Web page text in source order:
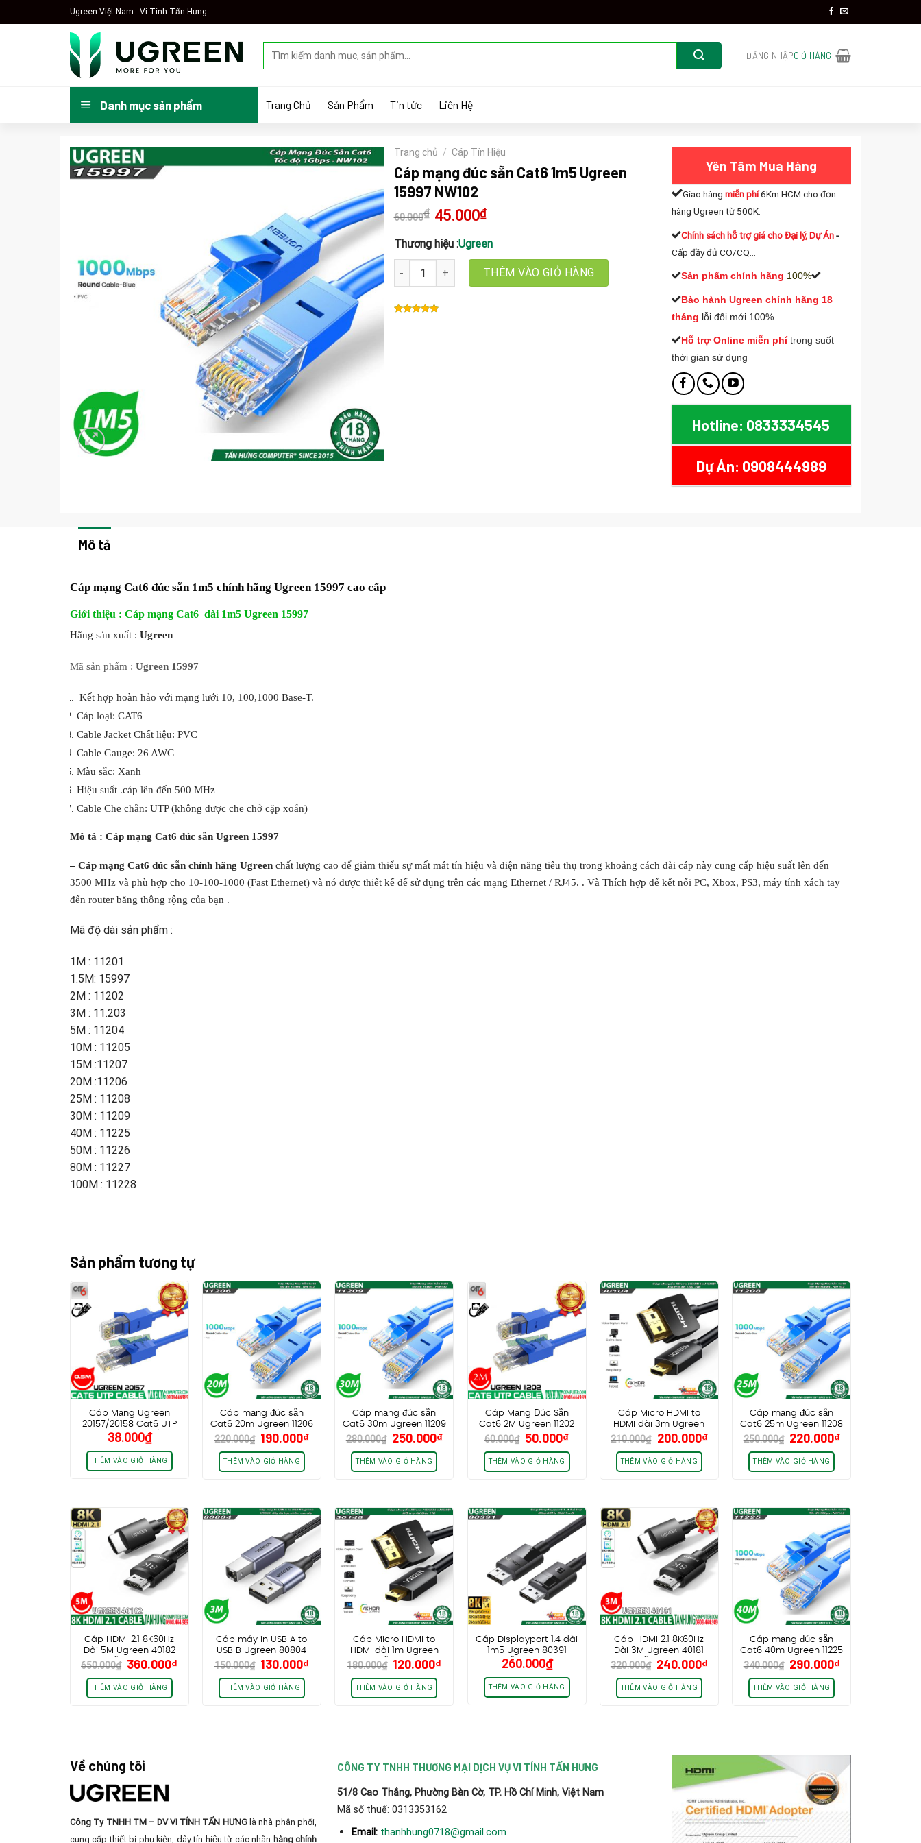
to
Ugreen Việt Nam - Vi Tính Tấn Hưng
kiếm:
ĐĂNG NHẬPGIỎ HÀNG
Danh mục sản phẩm Trang Chủ Sản Phẩm Tin tức Liên Hệ
Trang chủ / Cáp Tín Hiệu
Cáp mạng đúc sẵn Cat6 1m5 Ugreen
15997 NW102
60.000₫
Giá
gốc
60.000₫.
45.000₫Giá
hiện
là:
45.000₫.
Thương hiệu :Ugreen
Cáp mạng đúc sẵn Cat6 1m5 Ugreen 15997 NW102 số lượng
THÊM VÀO GIỎ HÀNG
Yên Tâm Mua Hàng
Giao hàng miễn phí 6Km HCM cho đơn
hàng Ugreen từ 500K.
Chính sách hỗ trợ giá cho Đại lý, Dự Án-
Cấp đầy đủ CO/CQ...
Sản phẩm chính hãng 100%
Bào hành Ugreen chính hãng 18
tháng lỗi đổi mới 100%
Hỗ trợ Online miễn phí trong suốt
thời gian sử dụng
Hotline: 0833334545
Dự Án: 0908444989
Mô tả
Cáp mạng Cat6 đúc sẵn 1m5 chính hãng Ugreen 15997 cao cấp
Giới thiệu : Cáp mạng Cat6 dài 1m5 Ugreen 15997
Hãng sản xuất : Ugreen
Mã sản phẩm : Ugreen 15997
Kết hợp hoàn hảo với mạng lưới 10, 100,1000 Base-T.
Cáp loại: CAT6
Cable Jacket Chất liệu: PVC
Cable Gauge: 26 AWG
Màu sắc: Xanh
Hiệu suất .cáp lên đến 500 MHz
Cable Che chắn: UTP (không được che chở cặp xoắn)
Mô tả : Cáp mạng Cat6 đúc sẵn Ugreen 15997
– Cáp mạng Cat6 đúc sẵn chính hãng Ugreen chất lượng cao để giảm thiểu sự mất mát tín hiệu và điện năng tiêu thụ trong khoảng cách dài cáp này cung cấp hiệu suất lên đến
3500 MHz và phù hợp cho 10-100-1000 (Fast Ethernet) và nó được thiết kế để sử dụng trên các mạng Ethernet / RJ45. . Và Thích hợp để kết nối PC, Xbox, PS3, máy tính xách tay
đến router băng thông rộng của bạn .
Mã độ dài sản phẩm :
1M : 11201
1.5M: 15997
2M : 11202
3M : 11.203
5M : 11204
10M : 11205
15M :11207
20M :11206
25M : 11208
30M : 11209
40M : 11225
50M : 11226
80M : 11227
100M : 11228
Sản phẩm tương tự
Cáp Mạng Ugreen
20157/20158 Cat6 UTP
Đúc Sẵn Dài 0,5M ( Màu
38.000₫
THÊM VÀO GIỎ HÀNG
Cáp mạng đúc sẵn
Cat6 20m Ugreen 11206
NW102
220.000₫ Giá
gốc
là:
220.000₫.
190.000₫Giá
THÊM VÀO GIỎ HÀNG
Cáp mạng đúc sẵn
Cat6 30m Ugreen 11209
NW102
280.000₫ Giá
gốc
là:
280.000₫.
250.000₫Giá
THÊM VÀO GIỎ HÀNG
Cáp Mạng Đúc Sẵn
Cat6 2M Ugreen 11202
NW102
60.000₫ Giá
gốc
là:
60.000₫.
50.000₫Giá
hiện
là:
THÊM VÀO GIỎ HÀNG
Cáp Micro HDMI to
HDMI dài 3m Ugreen
30104, hỗ trợ 4K30Hz
HDR
210.000₫
Giá
gốc
là:
210.000₫.
200.000₫Giá
THÊM VÀO GIỎ HÀNG
Cáp mạng đúc sẵn
Cat6 25m Ugreen 11208
NW102
250.000₫ Giá
gốc
là:
250.000₫.
220.000₫Giá
THÊM VÀO GIỎ HÀNG
Cáp HDMI 2.1 8K60Hz
Dài 5M Ugreen 40182
HD150, hỗ trợ eARC HDR
48Gbps
650.000₫ Giá
gốc
là:
650.000₫.
360.000₫Giá
THÊM VÀO GIỎ HÀNG
Cáp máy in USB A to
USB B Ugreen 80804
US369, dài 3m, dây dù
bọc nhôm cao cấp
150.000₫ Giá
gốc
là:
150.000₫.
130.000₫Giá
THÊM VÀO GIỎ HÀNG
Cáp Micro HDMI to
HDMI dài 1m Ugreen
30148, hỗ trợ 4K30Hz
HDR
180.000₫ Giá
gốc
là:
180.000₫.
120.000₫Giá
THÊM VÀO GIỎ HÀNG
Cáp Displayport 1.4 dài
1m5 Ugreen 80391
DP114 hỗ trợ 8K@60Hz
260.000₫
THÊM VÀO GIỎ HÀNG
Cáp HDMI 2.1 8K60Hz
Dài 3M Ugreen 40181
HD150, hỗ trợ eARC HDR
48Gbps
320.000₫ Giá
gốc
là:
320.000₫.
240.000₫Giá
THÊM VÀO GIỎ HÀNG
Cáp mạng đúc sẵn
Cat6 40m Ugreen 11225
NW102
340.000₫ Giá
gốc
là:
340.000₫.
290.000₫Giá
THÊM VÀO GIỎ HÀNG
Về chúng tôi
Công Ty TNHH TM – DV VI TÍNH TẤN HƯNG là nhà phân phối,
cung cấp thiết bị phụ kiện, dây tín hiệu từ các nhãn hàng chính
CÔNG TY TNHH THƯƠNG MẠI DỊCH VỤ VI TÍNH TẤN HƯNG
51/8 Cao Thắng, Phường Bàn Cờ, TP. Hồ Chí Minh, Việt Nam
Mã số thuế: 0313353162
Email: thanhhung0718@gmail.com